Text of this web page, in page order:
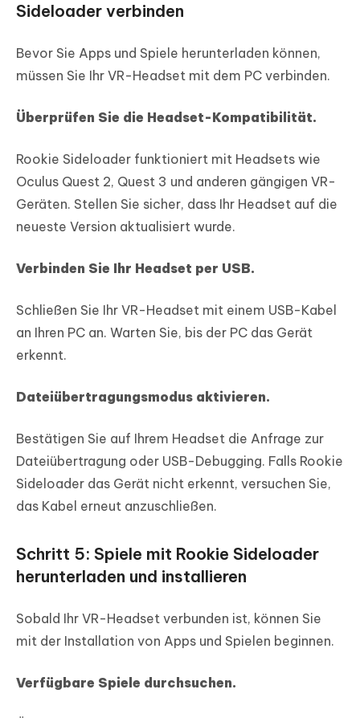
Sideloader verbinden
Bevor Sie Apps und Spiele herunterladen können,
müssen Sie Ihr VR-Headset mit dem PC verbinden.
Überprüfen Sie die Headset-Kompatibilität.
Rookie Sideloader funktioniert mit Headsets wie
Oculus Quest 2, Quest 3 und anderen gängigen VR-
Geräten. Stellen Sie sicher, dass Ihr Headset auf die
neueste Version aktualisiert wurde.
Verbinden Sie Ihr Headset per USB.
Schließen Sie Ihr VR-Headset mit einem USB-Kabel
an Ihren PC an. Warten Sie, bis der PC das Gerät
erkennt.
Dateiübertragungsmodus aktivieren.
Bestätigen Sie auf Ihrem Headset die Anfrage zur
Dateiübertragung oder USB-Debugging. Falls Rookie
Sideloader das Gerät nicht erkennt, versuchen Sie,
das Kabel erneut anzuschließen.
Schritt 5: Spiele mit Rookie Sideloader
herunterladen und installieren
Sobald Ihr VR-Headset verbunden ist, können Sie
mit der Installation von Apps und Spielen beginnen.
Verfügbare Spiele durchsuchen.